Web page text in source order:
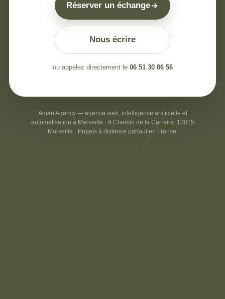
Réserver un échange
Nous écrire
ou appelez directement le 06 51 30 86 56
Amari Agency — agence web, intelligence artificielle et
automatisation à Marseille · 9 Chemin de la Carraire, 13015
Marseille · Projets à distance partout en France.